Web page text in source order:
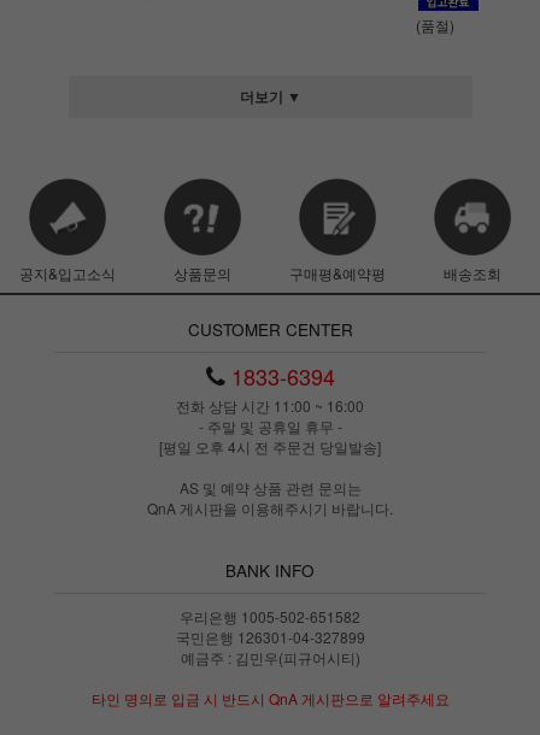
(품절)
더보기 ▼
공지&입고소식 상품문의 구매평&예약평 배송조회
CUSTOMER CENTER
1833-6394
전화 상담 시간 11:00 ~ 16:00
- 주말 및 공휴일 휴무 -
[평일 오후 4시 전 주문건 당일발송]
AS 및 예약 상품 관련 문의는
QnA 게시판을 이용해주시기 바랍니다.
BANK INFO
우리은행 1005-502-651582
국민은행 126301-04-327899
예금주 : 김민우(피규어시티)
타인 명의로 입금 시 반드시 QnA 게시판으로 알려주세요